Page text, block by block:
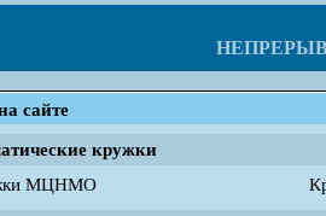
сайте
кружки
МЦНМО